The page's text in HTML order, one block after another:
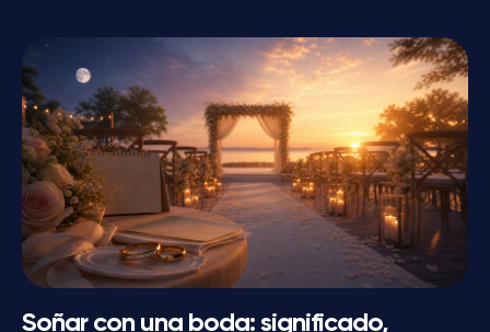
Soñar con una boda: significado,